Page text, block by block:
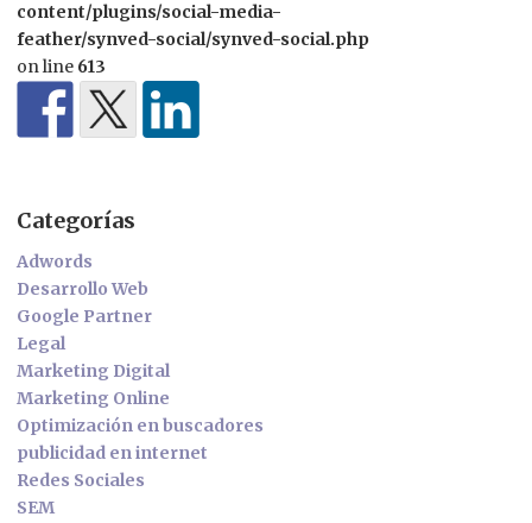
content/plugins/social-media-
feather/synved-social/synved-social.php
on line 613
Categorías
Adwords
Desarrollo Web
Google Partner
Legal
Marketing Digital
Marketing Online
Optimización en buscadores
publicidad en internet
Redes Sociales
SEM